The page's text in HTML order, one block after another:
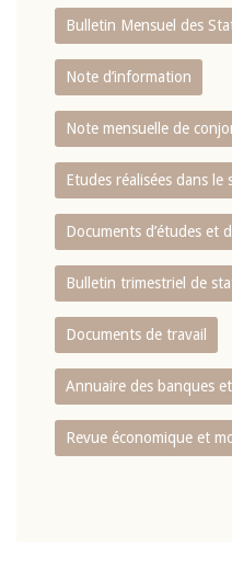
Bulletin Mensuel des
Note d’information
Note mensuelle de
Etudes réalisées dans
Documents d’études et
Bulletin trimestriel de
Documents de travail
Annuaire des banques
Revue économique et